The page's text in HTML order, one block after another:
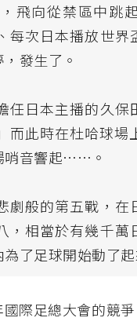
飛向從禁區中跳
每次日本播放世界
發生了。
日本主播的久保
此時在杜哈球場
哨音響起⋯⋯。
劇般的第五戰，在
，相當於有幾千萬
了足球開始動了起
際足總大會的競